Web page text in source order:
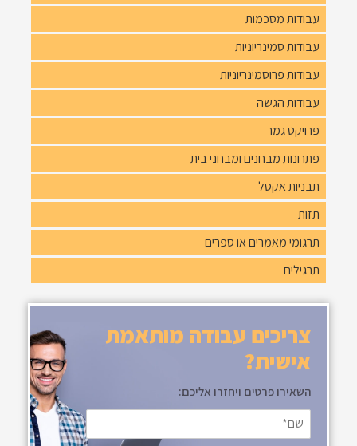
עבודות מסכמות
עבודות סמינריוניות
עבודות פרוסמינריוניות
עבודות הגשה
פרויקט גמר
פתרונות מבחנים ומבחני בית
תבניות אקסל
תזות
תרגומי מאמרים או ספרים
תרגילים
צריכים עבודה מותאמת
אישית?
השאירו פרטים ויחזרו אליכם: